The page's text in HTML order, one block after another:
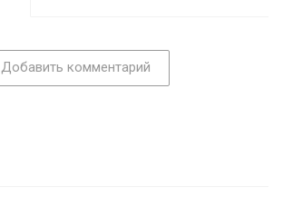
Добавить комментарий